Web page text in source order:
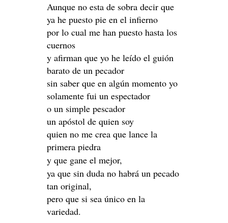
Aunque no esta de sobra decir que
ya he puesto pie en el infierno
por lo cual me han puesto hasta los
cuernos
y afirman que yo he leído el guión
barato de un pecador
sin saber que en algún momento yo
solamente fui un espectador
o un simple pescador
un apóstol de quien soy
quien no me crea que lance la
primera piedra
y que gane el mejor,
ya que sin duda no habrá un pecado
tan original,
pero que si sea único en la
variedad.